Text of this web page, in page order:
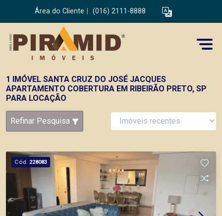
Área do Cliente (016) 2111-8888
1 IMÓVEL SANTA CRUZ DO JOSÉ JACQUES
APARTAMENTO COBERTURA EM RIBEIRÃO PRETO, SP
PARA LOCAÇÃO
Refinar Pesquisa
Cód. 228083